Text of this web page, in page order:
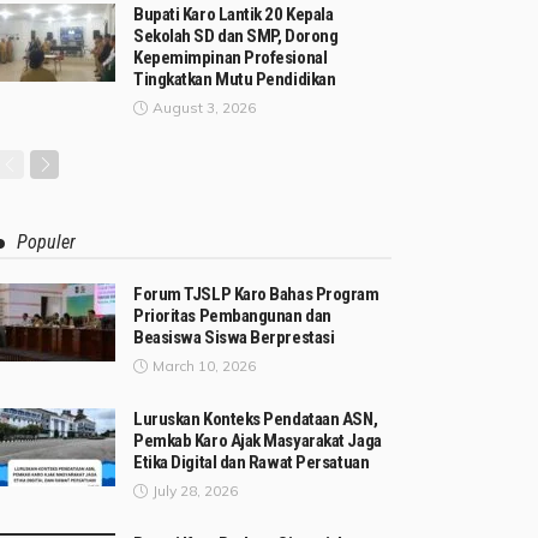
Bupati Karo Lantik 20 Kepala
Sekolah SD dan SMP, Dorong
Kepemimpinan Profesional
Tingkatkan Mutu Pendidikan
August 3, 2026
Populer
Forum TJSLP Karo Bahas Program
Prioritas Pembangunan dan
Beasiswa Siswa Berprestasi
March 10, 2026
Luruskan Konteks Pendataan ASN,
Pemkab Karo Ajak Masyarakat Jaga
Etika Digital dan Rawat Persatuan
July 28, 2026